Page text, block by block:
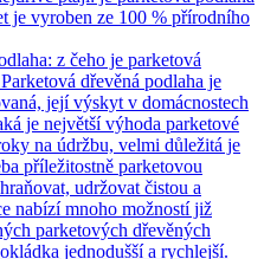
je vyroben ze 100 % přírodního
z čeho je parketová
dřevěná podlaha je
její výskyt v domácnostech
je největší výhoda parketové
na údržbu, velmi důležitá je
příležitostně parketovou
udržovat čistou a
nabízí mnoho možností již
parketových dřevěných
jednodušší a rychlejší.